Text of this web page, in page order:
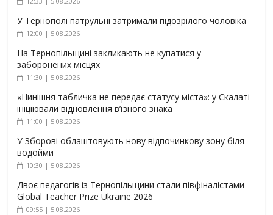
У Тернополі патрульні затримали підозрілого чоловіка
12:00 | 5.08.2026
На Тернопільщині закликають не купатися у
заборонених місцях
11:30 | 5.08.2026
«Нинішня табличка не передає статусу міста»: у Скалаті
ініціювали відновлення в’їзного знака
11:00 | 5.08.2026
У Зборові облаштовують нову відпочинкову зону біля
водойми
10:30 | 5.08.2026
Двоє педагогів із Тернопільщини стали півфіналістами
Global Teacher Prize Ukraine 2026
09:55 | 5.08.2026